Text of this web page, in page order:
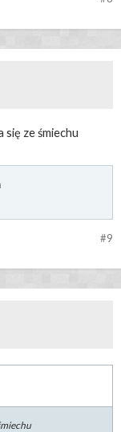
ze śmiechu
#9